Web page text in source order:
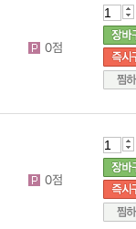
0점
0점